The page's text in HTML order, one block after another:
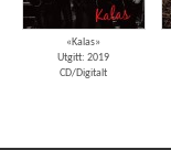
«Kalas»
Utgitt: 2019
CD/Digitalt